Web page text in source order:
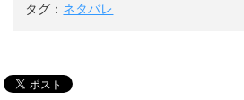
タグ： ネタバレ